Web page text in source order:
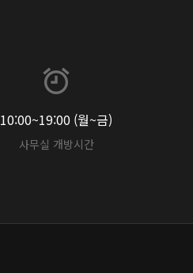
10:00~19:00 (월~금)
사무실 개방시간